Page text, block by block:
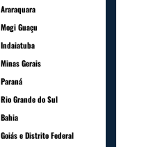
Araraquara
Mogi Guaçu
Indaiatuba
Minas Gerais
Paraná
Rio Grande do Sul
Bahia
Goiás e Distrito Federal